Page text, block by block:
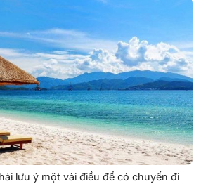
lưu ý một vài điều để có chuyến đi